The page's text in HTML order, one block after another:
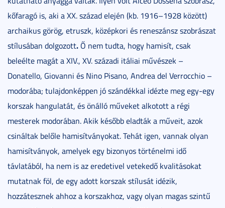
kőfaragó is, aki a XX. század elején (kb. 1916–1928 között)
archaikus görög, etruszk, középkori és reneszánsz szobrászat
stílusában dolgozott. Ő nem tudta, hogy hamisít, csak
beleélte magát a XIV., XV. századi itáliai művészek –
Donatello, Giovanni és Nino Pisano, Andrea del Verrocchio –
modorába; tulajdonképpen jó szándékkal idézte meg egy-egy
korszak hangulatát, és önálló műveket alkotott a régi
mesterek modorában. Akik később eladták a műveit, azok
csináltak belőle hamisítványokat. Tehát igen, vannak olyan
hamisítványok, amelyek egy bizonyos történelmi idő
távlatából, ha nem is az eredetivel vetekedő kvalitásokat
mutatnak föl, de egy adott korszak stílusát idézik,
hozzátesznek ahhoz a korszakhoz, vagy olyan magas szintű